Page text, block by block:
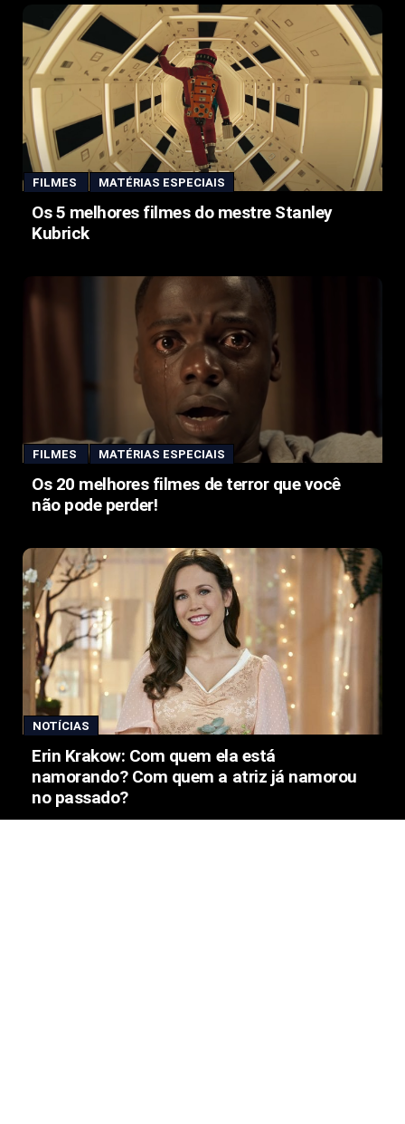
FILMES MATÉRIAS ESPECIAIS
Os 5 melhores filmes do mestre Stanley
Kubrick
FILMES MATÉRIAS ESPECIAIS
Os 20 melhores filmes de terror que você
não pode perder!
NOTÍCIAS
Erin Krakow: Com quem ela está
namorando? Com quem a atriz já namorou
no passado?